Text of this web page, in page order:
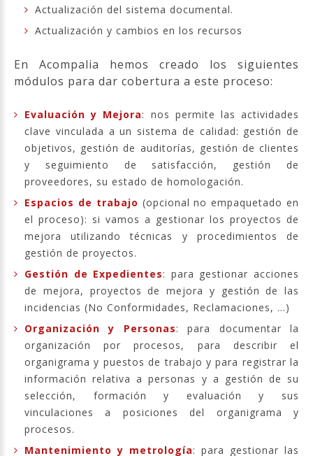
Actualización del sistema documental.
Actualización y cambios en los recursos
En Acompalia hemos creado los siguientes
módulos para dar cobertura a este proceso:
Evaluación y Mejora: nos permite las actividades
clave vinculada a un sistema de calidad: gestión de
objetivos, gestión de auditorías, gestión de clientes
y seguimiento de satisfacción, gestión de
proveedores, su estado de homologación.
Espacios de trabajo (opcional no empaquetado en
el proceso): si vamos a gestionar los proyectos de
mejora utilizando técnicas y procedimientos de
gestión de proyectos.
Gestión de Expedientes: para gestionar acciones
de mejora, proyectos de mejora y gestión de las
incidencias (No Conformidades, Reclamaciones, ...)
Organización y Personas: para documentar la
organización por procesos, para describir el
organigrama y puestos de trabajo y para registrar la
información relativa a personas y a gestión de su
selección, formación y evaluación y sus
vinculaciones a posiciones del organigrama y
procesos.
Mantenimiento y metrología: para gestionar las